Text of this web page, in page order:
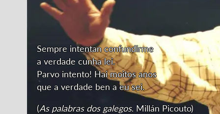
Sempre intentan confundirme
a verdade cunha lei.
Parvo intento! Hai moitos anos
que a verdade ben a eu sei.
(As palabras dos galegos. Millán Picouto)